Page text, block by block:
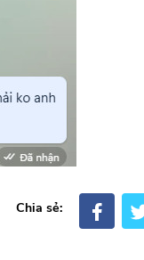
Chia sẻ: